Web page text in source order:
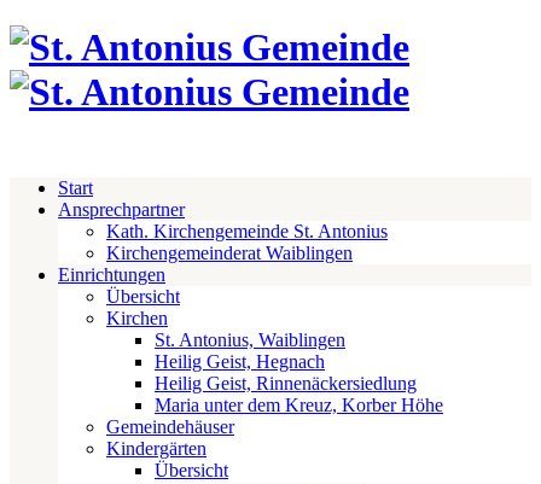
Start
Ansprechpartner
Kath. Kirchengemeinde St. Antonius
Kirchengemeinderat Waiblingen
Einrichtungen
Übersicht
Kirchen
St. Antonius, Waiblingen
Heilig Geist, Hegnach
Heilig Geist, Rinnenäckersiedlung
Maria unter dem Kreuz, Korber Höhe
Gemeindehäuser
Kindergärten
Übersicht